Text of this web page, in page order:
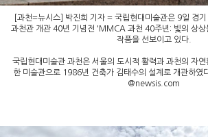
[과천=뉴시스] 박진희 기자 = 국립현대미술관은 9일 경
과천관 개관 40년 기념전 'MMCA 과천 40주년: 빛의 상상
작품을 선보이고 있다.
국립현대미술관 과천은 서울의 도시적 활력과 과천의 자연
한 미술관으로 1986년 건축가 김태수의 설계로 개관하
@newsis.com